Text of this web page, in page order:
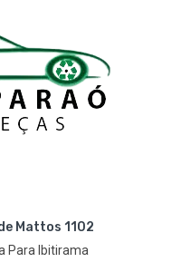
Mattos 1102
Para Ibitirama